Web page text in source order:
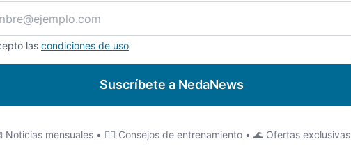
las condiciones de uso
Suscríbete a NedaNews
Noticias mensuales • 🏊‍♂️ Consejos de entrenamiento • 🌊 Ofertas exclusivas